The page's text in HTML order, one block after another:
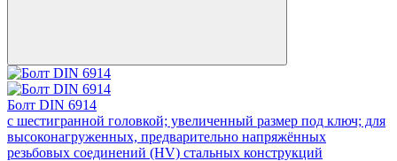
Болт DIN 6914
с шестигранной головкой; увеличенный размер под ключ; для
высоконагруженных, предварительно напряжённых
резьбовых соединений (HV) стальных конструкций